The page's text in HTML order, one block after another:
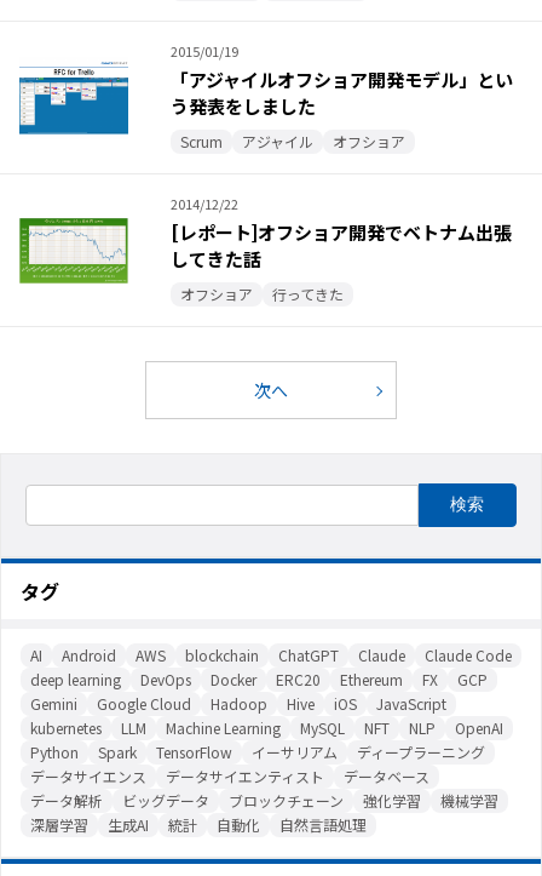
2015/01/19
「アジャイルオフショア開発モデル」とい
う発表をしました
Scrum アジャイル オフショア
2014/12/22
[レポート]オフショア開発でベトナム出張
してきた話
オフショア 行ってきた
次へ
タグ
AI Android AWS blockchain ChatGPT Claude
Claude Code
deep learning
DevOps Docker ERC20 Ethereum FX
GCP
Gemini
Google Cloud Hadoop Hive iOS
JavaScript
kubernetes
LLM Machine Learning MySQL NFT NLP
OpenAI
Python
Spark TensorFlow イーサリアム
ディープラーニング
データサイエンス
データサイエンティスト
データベース
データ解析
ビッグデータ ブロックチェーン 強化学習
機械学習
深層学習
生成AI 統計 自動化 自然言語処理